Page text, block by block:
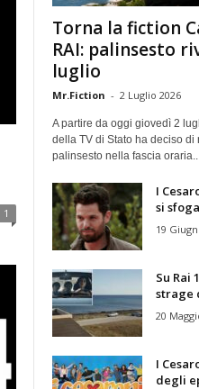
1
Torna la fiction
RAI: palinsesto
luglio
Mr.Fiction - 2 Luglio 2026
A partire da oggi giovedì 2
della TV di Stato ha deciso
palinsesto nella fascia
I
si
19
Su Rai
strage
20
I
degli